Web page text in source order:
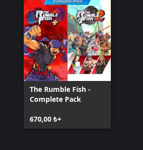
The Rumble Fish -
Complete Pack
670,00 ₺+